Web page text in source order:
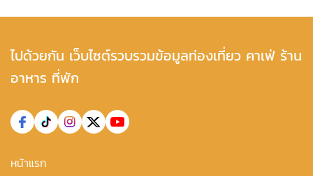
ไปด้วยกัน เว็บไซต์รวบรวมข้อมูลท่องเที่ยว คาเฟ่ ร้าน
อาหาร ที่พัก
หน้าแรก